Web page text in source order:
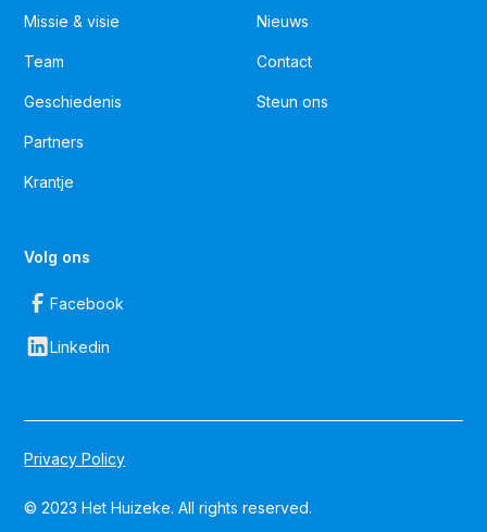
Missie & visie
Team
Geschiedenis
Partners
Krantje
Nieuws
Contact
Steun ons
Volg ons
Facebook
Linkedin
© 2023 Het Huizeke. All rights reserved.
Privacy Policy